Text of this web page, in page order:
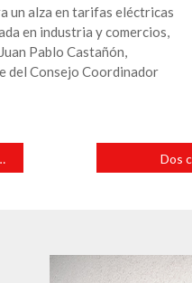
un alza en tarifas eléctricas
en industria y comercios,
Pablo Castañón,
del Consejo Coordinador
Dos